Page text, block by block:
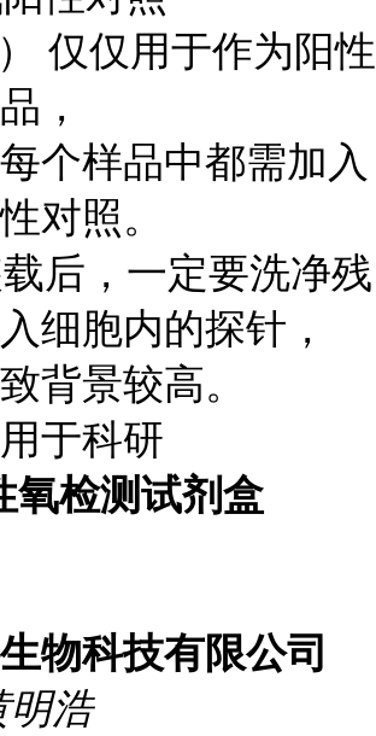
仅仅用于作为阳性
，
个样品中都需加入
对照。
后，一定要洗净残
细胞内的探针，
背景较高。
于科研
氧检测试剂盒
物科技有限公司
明浩